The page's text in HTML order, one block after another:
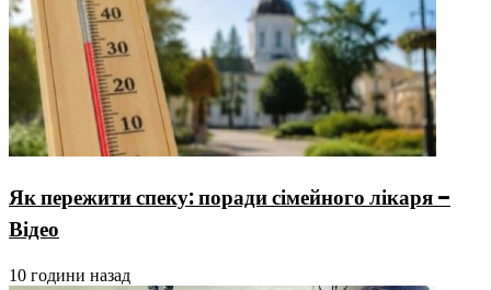
Як пережити спеку: поради сімейного лікаря –
Відео
10 години назад